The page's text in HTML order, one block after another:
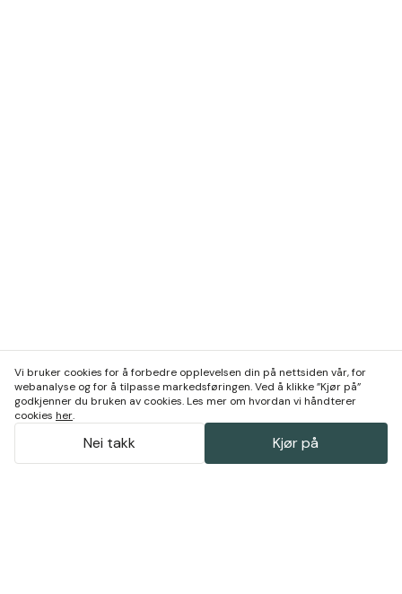
Vi bruker cookies for å forbedre opplevelsen din på nettsiden vår, for
webanalyse og for å tilpasse markedsføringen. Ved å klikke ”Kjør på”
godkjenner du bruken av cookies. Les mer om hvordan vi håndterer
cookies her.
Nei takk Kjør på